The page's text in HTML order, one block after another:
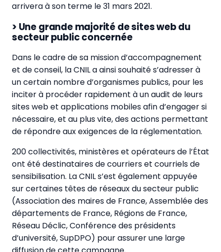
arrivera à son terme le 31 mars 2021.
> Une grande majorité de sites web du
secteur public concernée
Dans le cadre de sa mission d’accompagnement
et de conseil, la CNIL a ainsi souhaité s’adresser à
un certain nombre d’organismes publics, pour les
inciter à procéder rapidement à un audit de leurs
sites web et applications mobiles afin d’engager si
nécessaire, et au plus vite, des actions permettant
de répondre aux exigences de la réglementation.
200 collectivités, ministères et opérateurs de l’État
ont été destinataires de courriers et courriels de
sensibilisation. La CNIL s’est également appuyée
sur certaines têtes de réseaux du secteur public
(Association des maires de France, Assemblée des
départements de France, Régions de France,
Réseau Déclic, Conférence des présidents
d’université, SupDPO) pour assurer une large